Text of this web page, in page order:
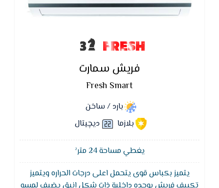
FRESH
فريش سمارت
Fresh Smart
بارد / ساخن
بلازما
ديچيتال
يغطي مساحة 24 متر²
يتميز بكباس قوى يتحمل اعلى درجات الحراره ويتميز